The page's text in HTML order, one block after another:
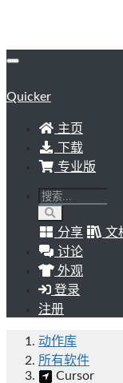
Quicker
主页
下载
专业版
分享
文
讨论
外观
登录
注册
动作库
所有软件
Cursor